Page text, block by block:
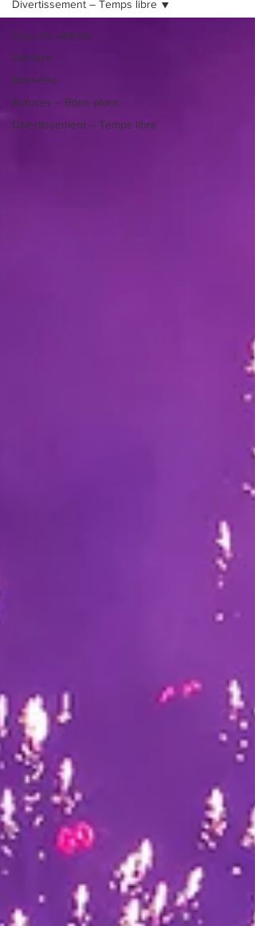
Tous les articles
Carrière
Bien-être
Astuces – Bons plans
Divertissement – Temps libre
Divertissement – Temps libre